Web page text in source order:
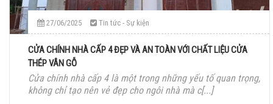
27/06/2025 Tin tức - Sự kiện
CỬA CHÍNH NHÀ CẤP 4 ĐẸP VÀ AN TOÀN VỚI CHẤT LIỆU CỬA
THÉP VÂN GỖ
Cửa chính nhà cấp 4 là một trong những yếu tố quan trọng,
không chỉ tạo nên vẻ đẹp cho ngôi nhà mà c[...]